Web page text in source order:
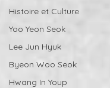
Histoire et Culture
Yoo Yeon Seok
Lee Jun Hyuk
Byeon Woo Seok
Hwang In Youp